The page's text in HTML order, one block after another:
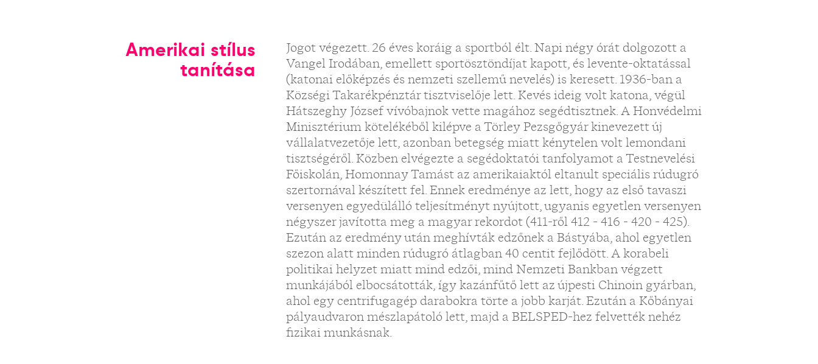
Amerikai stílus
tanítása
Jogot végezett. 26 éves koráig a sportból élt. Napi négy órát dolgozott a
Vangel Irodában, emellett sportösztöndíjat kapott, és levente-oktatással
(katonai előképzés és nemzeti szellemű nevelés) is keresett. 1936-ban a
Községi Takarékpénztár tisztviselője lett. Kevés ideig volt katona, végül
Hátszeghy József vívóbajnok vette magához segédtisztnek. A Honvédelmi
Minisztérium kötelékéből kilépve a Törley Pezsgőgyár kinevezett új
vállalatvezetője lett, azonban betegség miatt kénytelen volt lemondani
tisztségéről. Közben elvégezte a segédoktatói tanfolyamot a Testnevelési
Főiskolán, Homonnay Tamást az amerikaiaktól eltanult speciális rúdugró
szertornával készített fel. Ennek eredménye az lett, hogy az első tavaszi
versenyen egyedülálló teljesítményt nyújtott, ugyanis egyetlen versenyen
négyszer javította meg a magyar rekordot (411-ről 412 - 416 - 420 - 425).
Ezután az eredmény után meghívták edzőnek a Bástyába, ahol egyetlen
szezon alatt minden rúdugró átlagban 40 centit fejlődött. A korabeli
politikai helyzet miatt mind edzői, mind Nemzeti Bankban végzett
munkájából elbocsátották, így kazánfűtő lett az újpesti Chinoin gyárban,
ahol egy centrifugagép darabokra törte a jobb karját. Ezután a Kőbányai
pályaudvaron mészlapátoló lett, majd a BELSPED-hez felvették nehéz
fizikai munkásnak.